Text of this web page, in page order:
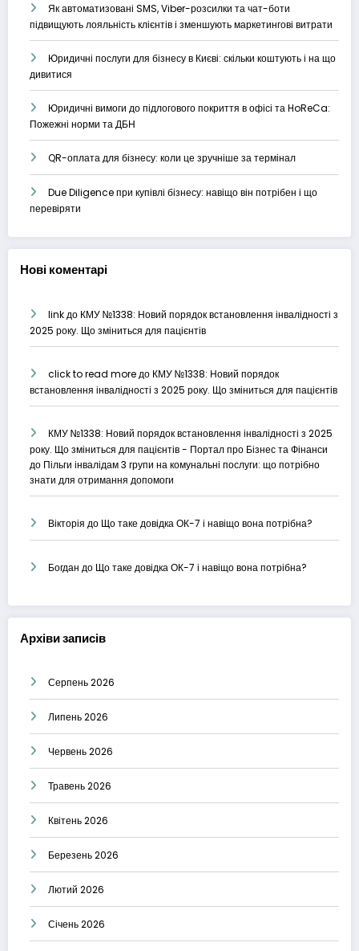
Як автоматизовані SMS, Viber-розсилки та чат-боти
підвищують лояльність клієнтів і зменшують маркетингові витрати
Юридичні послуги для бізнесу в Києві: скільки коштують і на що
дивитися
Юридичні вимоги до підлогового покриття в офісі та HoReCa:
Пожежні норми та ДБН
QR-оплата для бізнесу: коли це зручніше за термінал
Due Diligence при купівлі бізнесу: навіщо він потрібен і що
перевіряти
Нові коментарі
linkдо КМУ №1338: Новий порядок встановлення інвалідності з
2025 року. Що зміниться для пацієнтів
click to read moreдо КМУ №1338: Новий порядок
встановлення інвалідності з 2025 року. Що зміниться для пацієнтів
КМУ №1338: Новий порядок встановлення інвалідності з 2025
року. Що зміниться для пацієнтів - Портал про Бізнес та Фінанси
до Пільги інвалідам 3 групи на комунальні послуги: що потрібно
знати для отримання допомоги
Вікторія до Що таке довідка ОК-7 і навіщо вона потрібна?
Богдан до Що таке довідка ОК-7 і навіщо вона потрібна?
Архіви записів
Серпень 2026
Липень 2026
Червень 2026
Травень 2026
Квітень 2026
Березень 2026
Лютий 2026
Січень 2026